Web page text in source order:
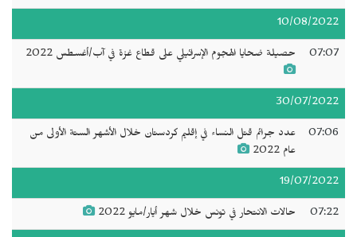
10/08/2022
07:07 حصيلة ضحايا الهجوم الإسرائيلي على قطاع غزة في آب/أغسطس 2022
30/07/2022
07:06
عدد جرائم قتل النساء في إقليم كردستان خلال الأشهر الستة الأولى من
عام 2022
19/07/2022
07:22 حالات الانتحار في تونس خلال شهر أيار/مايو 2022